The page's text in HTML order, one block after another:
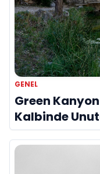
GENEL
Green
Kalbinde